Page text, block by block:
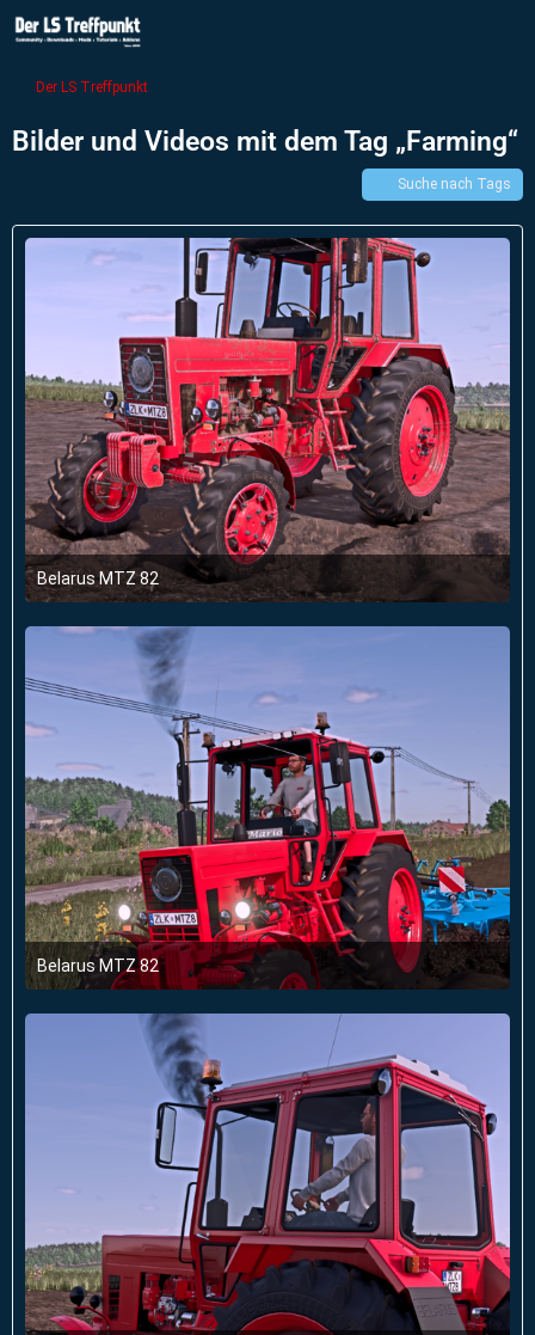
Der LS Treffpunkt
Bilder und Videos mit dem Tag „Farming“
Suche nach Tags
Belarus MTZ 82
3. Oktober 2025 um 17:32
4
Belarus MTZ 82
3. Oktober 2025 um 17:32
1